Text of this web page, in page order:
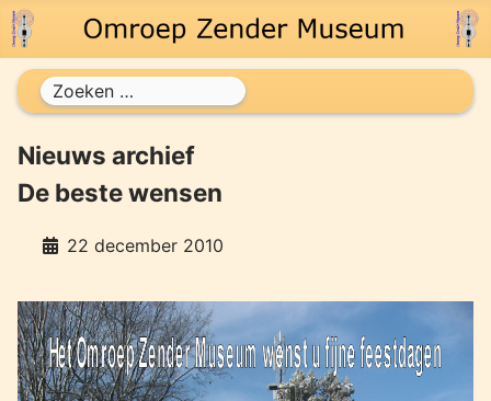
Zoeken
Nieuws archief
De beste wensen
22 december 2010